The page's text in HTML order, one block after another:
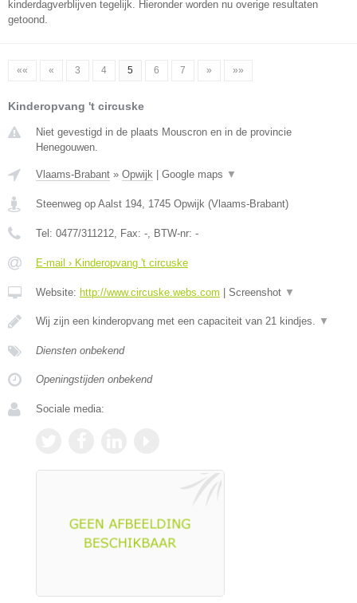
kinderdagverblijven tegelijk. Hieronder worden nu overige resultaten
getoond.
«« « 3 4 5 6 7 » »»
Kinderopvang 't circuske
Niet gevestigd in de plaats Mouscron en in de provincie
Henegouwen.
Vlaams-Brabant » Opwijk Google maps ▼
Steenweg op Aalst 194, 1745 Opwijk (Vlaams-Brabant)
Tel: 0477/311212, Fax: -, BTW-nr: -
E-mail › Kinderopvang 't circuske
Website: http://www.circuske.webs.com Screenshot ▼
Wij zijn een kinderopvang met een capaciteit van 21 kindjes. ▼
Diensten onbekend
Openingstijden onbekend
Sociale media: